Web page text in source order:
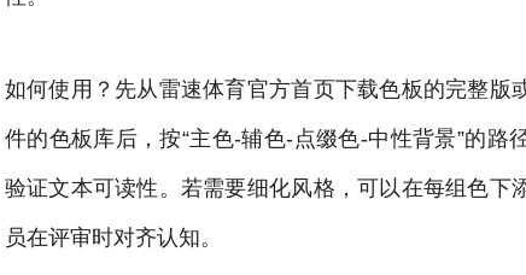
如何使用？先从雷速体育官方首页下载色板的完整版
件的色板库后，按“主色-辅色-点缀色-中性背景”的路
验证文本可读性。若需要细化风格，可以在每组色下
员在评审时对齐认知。